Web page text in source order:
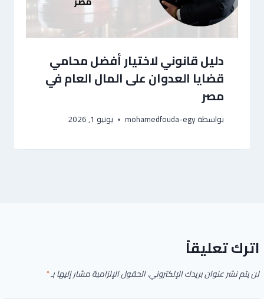
دليل قانوني لاختيار أفضل محامي
قضايا العدوان على المال العام في
مصر
بواسطةmohamedfouda-egy يونيو 1, 2026
اترك تعليقاً
لن يتم نشر عنوان بريدك الإلكتروني.الحقول الإلزامية مشار إليها بـ*